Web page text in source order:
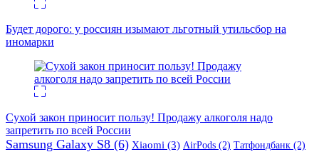
Будет дорого: у россиян изымают льготный утильсбор на
иномарки
Сухой закон приносит пользу! Продажу алкоголя надо
запретить по всей России
Samsung Galaxy S8 (6) Xiaomi (3) AirPods (2) Татфондбанк (2)